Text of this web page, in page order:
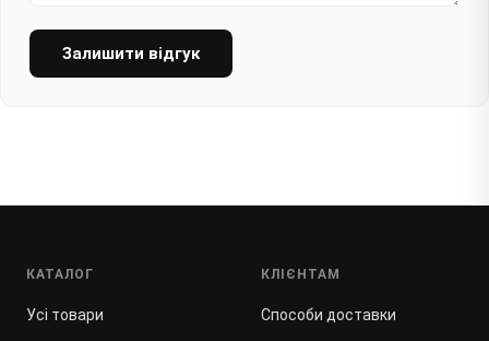
Залишити відгук
КАТАЛОГ
Усі товари
КЛІЄНТАМ
Способи доставки